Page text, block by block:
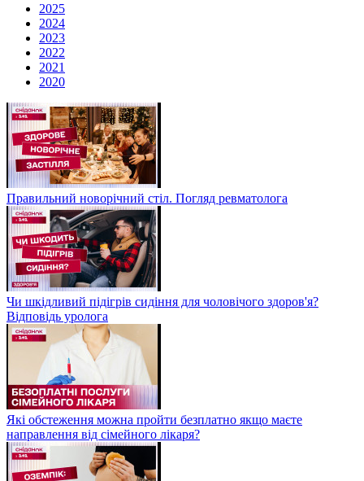
2025
2024
2023
2022
2021
2020
Правильний новорічний стіл. Погляд ревматолога
Чи шкідливий підігрів сидіння для чоловічого здоров'я?
Відповідь уролога
Які обстеження можна пройти безплатно якщо маєте
направлення від сімейного лікаря?